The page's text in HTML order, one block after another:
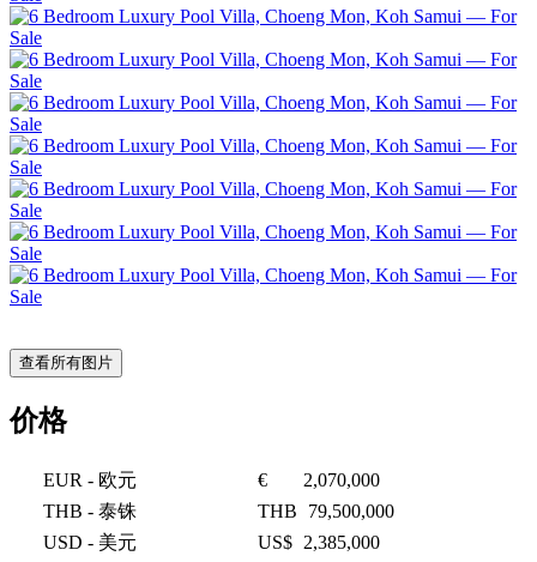
查看所有图片
价格
EUR - 欧元 €
2,070,000
THB - 泰铢 THB
79,500,000
USD - 美元 US$ 2,385,000